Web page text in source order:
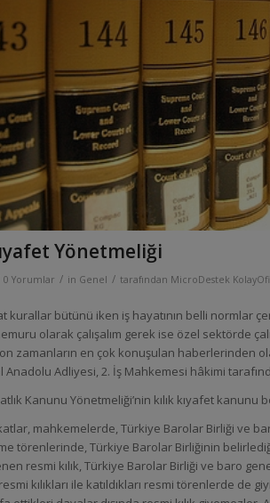
Yönetmeliği
0 Yorumlar / in Genel / tarafından MicroDestek
kurallar bütünü iken iş hayatının belli normlar
olarak çalışalım gerek ise özel sektörde
zamanların en çok konuşulan haberlerinden
Anadolu Adliyesi, 2. İş Mahkemesi hâkimi
Kanunu Yönetmeliği’nin kılık kıyafet
mahkemelerde, Türkiye Barolar Birliği ve
törenlerinde, Türkiye Barolar Birliğinin
resmi kılık, Türkiye Barolar Birliği ve baro
kılıkları ile katıldıkları resmi törenlerde de